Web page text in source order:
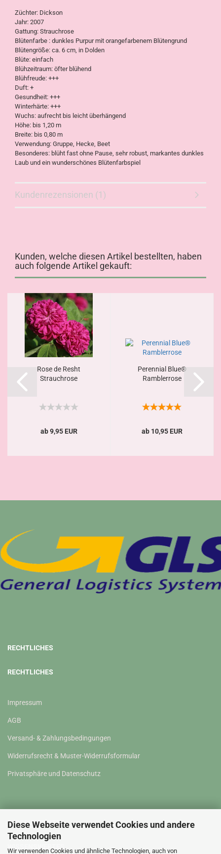
Diese Webseite verwendet Cookies und andere
Technologien
Wir verwenden Cookies und ähnliche Technologien, auch von
Züchter: Dickson
Jahr: 2007
Gattung: Strauchrose
Blütenfarbe : dunkles Purpur mit orangefarbenem Blütengrund
Blütengröße: ca. 6 cm, in Dolden
Blüte: einfach
Blühzeitraum: öfter blühend
Blühfreude: +++
Duft: +
Gesundheit: +++
Winterhärte: +++
Wuchs: aufrecht bis leicht überhängend
Höhe: bis 1,20 m
Breite: bis 0,80 m
Verwendung: Gruppe, Hecke, Beet
Besonderes: blüht fast ohne Pause, sehr robust, markantes dunkles
Laub und ein wunderschönes Blütenfarbspiel
Kundenrezensionen (1)
Kunden, welche diesen Artikel bestellten, haben
auch folgende Artikel gekauft:
Rose de Resht
Strauchrose
ab 9,95 EUR
Perennial Blue®
Ramblerrose
ab 10,95 EUR
RECHTLICHES
RECHTLICHES
Impressum
AGB
Versand- & Zahlungsbedingungen
Widerrufsrecht & Muster-Widerrufsformular
Privatsphäre und Datenschutz
WISSENSWERTES
WISSENSWERTES